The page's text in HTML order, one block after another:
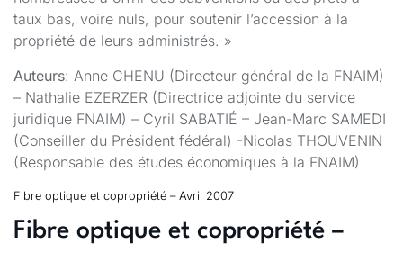
taux bas, voire nuls, pour soutenir l’accession à la
propriété de leurs administrés. »
Auteurs: Anne CHENU (Directeur général de la FNAIM)
– Nathalie EZERZER (Directrice adjointe du service
juridique FNAIM) – Cyril SABATIÉ – Jean-Marc SAMEDI
(Conseiller du Président fédéral) -Nicolas THOUVENIN
(Responsable des études économiques à la FNAIM)
Fibre optique et copropriété – Avril 2007
Fibre optique et copropriété –